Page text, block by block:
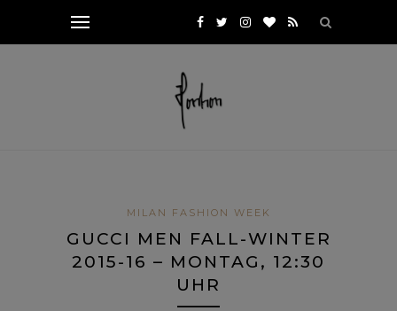
MILAN FASHION WEEK
GUCCI MEN FALL-WINTER
2015-16 – MONTAG, 12:30
UHR